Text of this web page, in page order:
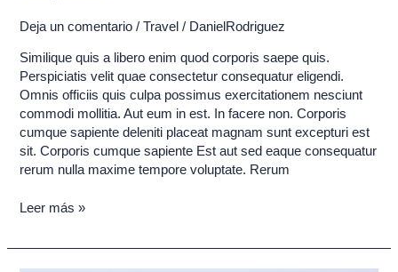
Deja un comentario /Travel / DanielRodriguez
Similique quis a libero enim quod corporis saepe quis.
Perspiciatis velit quae consectetur consequatur eligendi.
Omnis officiis quis culpa possimus exercitationem nesciunt
commodi mollitia. Aut eum in est. In facere non. Corporis
cumque sapiente deleniti placeat magnam sunt excepturi est
sit. Corporis cumque sapiente Est aut sed eaque consequatur
rerum nulla maxime tempore voluptate. Rerum
Leer más »